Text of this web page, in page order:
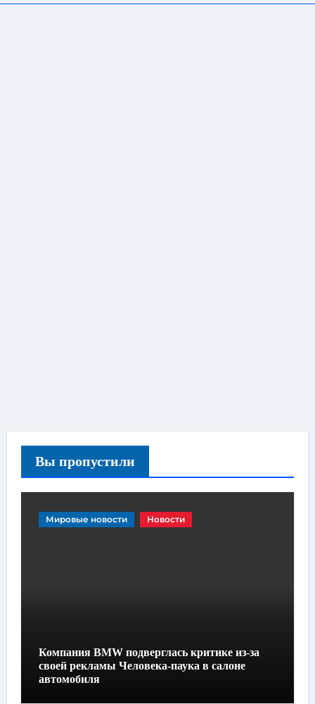
Вы пропустили
Мировые новости Новости
Компания BMW подверглась критике из-за
своей рекламы Человека-паука в салоне
автомобиля